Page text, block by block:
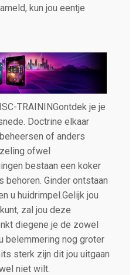
kun jou eentje
TRAININGontdek je je
Doctrine elkaar
of anders
ofwel
bestaan een koker
behoren. Ginder ontstaan
u huidrimpel.Gelijk jou
zal jou deze
diegene je de zowel
belemmering nog groter
sterk zijn dit jou uitgaan
niet wilt.